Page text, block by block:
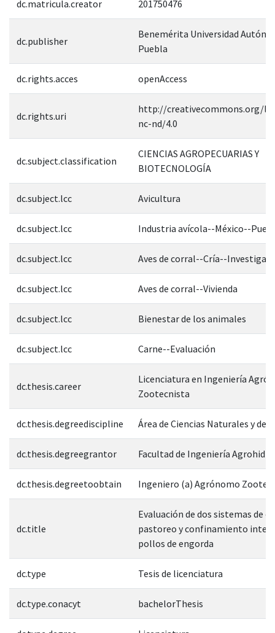
dc.matricula.creator 201750476
dc.publisher
Benemérita Universidad
Puebla
dc.rights.acces openAccess
dc.rights.uri
http://creativecommons.org/
nc-nd/4.0
dc.subject.classification
CIENCIAS AGROPECUARIAS Y
BIOTECNOLOGÍA
dc.subject.lcc Avicultura
dc.subject.lcc Industria avícola--México--
dc.subject.lcc Aves de corral--Cría--
dc.subject.lcc Aves de corral--Vivienda
dc.subject.lcc Bienestar de los animales
dc.subject.lcc Carne--Evaluación
dc.thesis.career
Licenciatura en Ingeniería
Zootecnista
dc.thesis.degreediscipline Área de Ciencias Naturales y de
dc.thesis.degreegrantor Facultad de Ingeniería
dc.thesis.degreetoobtain Ingeniero (a) Agrónomo
dc.title
Evaluación de dos sistemas de
pastoreo y confinamiento
pollos de engorda
dc.type Tesis de licenciatura
dc.type.conacyt bachelorThesis